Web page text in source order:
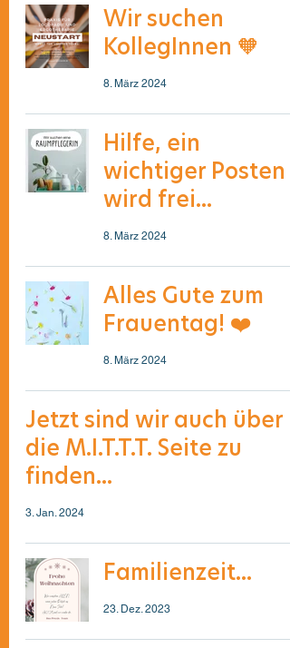
Wir suchen
KollegInnen 🧡
8. März 2024
Hilfe, ein
wichtiger Posten
wird frei...
8. März 2024
Alles Gute zum
Frauentag! ❤️
8. März 2024
Jetzt sind wir auch über
die M.I.T.T.T. Seite zu
finden...
3. Jan. 2024
Familienzeit...
23. Dez. 2023